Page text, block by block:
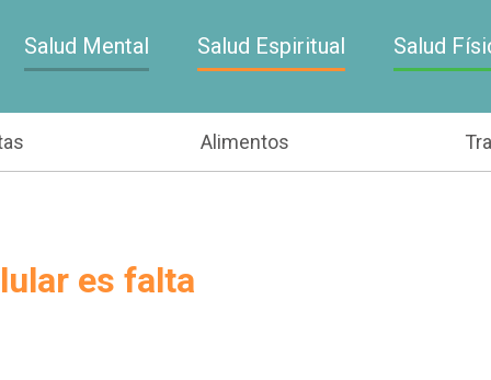
Salud Mental Salud Espiritual Salud
Alimentos
es falta